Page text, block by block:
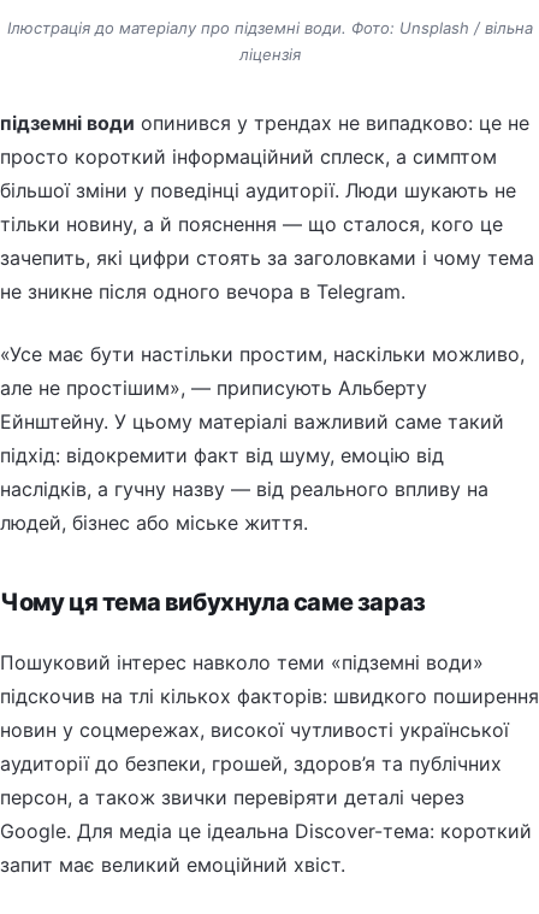
Ілюстрація до матеріалу про підземні води. Фото: Unsplash / вільна
ліцензія
підземні води опинився у трендах не випадково: це не
просто короткий інформаційний сплеск, а симптом
більшої зміни у поведінці аудиторії. Люди шукають не
тільки новину, а й пояснення — що сталося, кого це
зачепить, які цифри стоять за заголовками і чому тема
не зникне після одного вечора в Telegram.
«Усе має бути настільки простим, наскільки можливо,
але не простішим», — приписують Альберту
Ейнштейну. У цьому матеріалі важливий саме такий
підхід: відокремити факт від шуму, емоцію від
наслідків, а гучну назву — від реального впливу на
людей, бізнес або міське життя.
Чому ця тема вибухнула саме зараз
Пошуковий інтерес навколо теми «підземні води»
підскочив на тлі кількох факторів: швидкого поширення
новин у соцмережах, високої чутливості української
аудиторії до безпеки, грошей, здоров’я та публічних
персон, а також звички перевіряти деталі через
Google. Для медіа це ідеальна Discover-тема: короткий
запит має великий емоційний хвіст.